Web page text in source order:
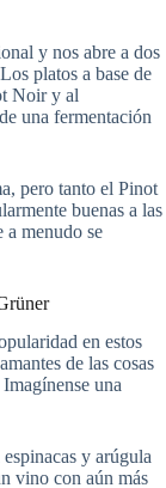
y nos abre a dos
platos a base de
Noir y al
una fermentación
pero tanto el Pinot
buenas a las
a menudo se
en estos
de las cosas
una
y arúgula
vino con aún más